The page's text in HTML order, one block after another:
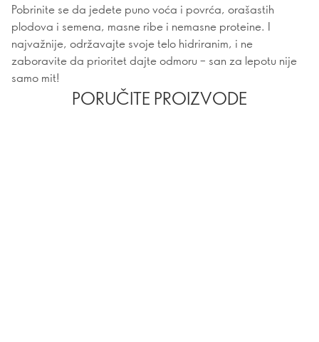
Pobrinite se da jedete puno voća i povrća, orašastih
plodova i semena, masne ribe i nemasne proteine. I
najvažnije, održavajte svoje telo hidriranim, i ne
zaboravite da prioritet dajte odmoru – san za lepotu nije
samo mit!
PORUČITE PROIZVODE